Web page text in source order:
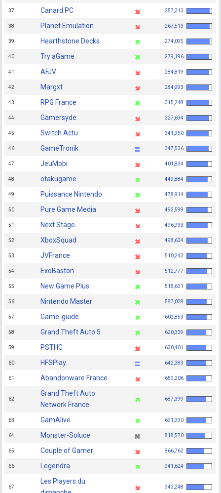
37 Canard PC 257,213
38 Planet Emulation 267,513
39 Hearthstone Decks 274,095
40 Try aGame 279,196
41 AFJV 284,819
42 Margxt 284,993
43 RPG France 315,248
44 Gamersyde 327,694
45 Switch Actu 341,950
46 GameTronik 347,536
47 JeuMobi 401,834
48 otakugame 449,884
49 Puissance Nintendo 478,914
50 Pure Game Media 493,599
51 Next Stage 496,933
52 XboxSquad 498,634
53 JVFrance 510,243
54 ExoBaston 512,777
55 New Game Plus 518,631
56 Nintendo Master 587,028
57 Game-guide 602,853
58 Grand Theft Auto 5 620,339
59 PSTHC 630,401
60 HFSPlay 642,383
61 Abandonware France 659,206
62
Grand Theft Auto
Network France
687,399
63 GamAlive 691,990
64 Monster-Soluce 818,570
65 Couple of Gamer 866,762
66 Legendra 941,624
67
Les Players du
943,248